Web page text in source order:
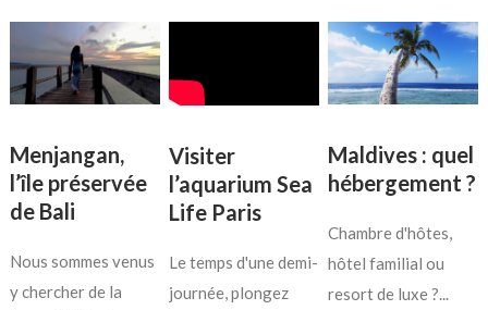
Menjangan,
l’île préservée
de Bali
Nous sommes venus
y chercher de la
Visiter
l’aquarium Sea
Life Paris
Le temps d'une demi-
journée, plongez
Maldives : quel
hébergement ?
Chambre d'hôtes,
hôtel familial ou
resort de luxe ?...